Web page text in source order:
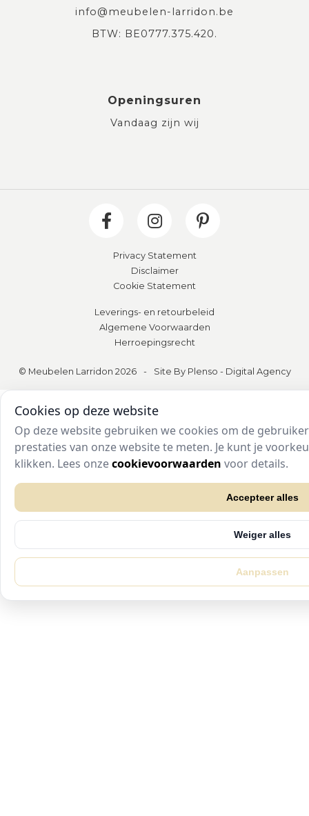
info@meubelen-larridon.be
BTW: BE0777.375.420.
Openingsuren
Vandaag zijn wij
Privacy Statement
Disclaimer
Cookie Statement
Leverings- en retourbeleid
Algemene Voorwaarden
Herroepingsrecht
© Meubelen Larridon 2026 - Site By Plenso - Digital Agency
Cookies op deze website
Op deze website gebruiken we cookies om de
prestaties van onze website te meten. Je kunt je
klikken. Lees onzecookievoorwaarden voor details.
Accepteer alles
Weiger alles
Aanpassen